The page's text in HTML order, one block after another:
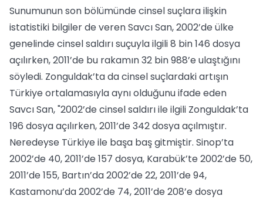
Sunumunun son bölümünde cinsel suçlara ilişkin
istatistiki bilgiler de veren Savcı San, 2002’de ülke
genelinde cinsel saldırı suçuyla ilgili 8 bin 146 dosya
açılırken, 2011’de bu rakamın 32 bin 988’e ulaştığını
söyledi. Zonguldak’ta da cinsel suçlardaki artışın
Türkiye ortalamasıyla aynı olduğunu ifade eden
Savcı San, "2002’de cinsel saldırı ile ilgili Zonguldak’ta
196 dosya açılırken, 2011’de 342 dosya açılmıştır.
Neredeyse Türkiye ile başa baş gitmiştir. Sinop’ta
2002’de 40, 2011’de 157 dosya, Karabük’te 2002’de 50,
2011’de 155, Bartın’da 2002’de 22, 2011’de 94,
Kastamonu’da 2002’de 74, 2011’de 208’e dosya